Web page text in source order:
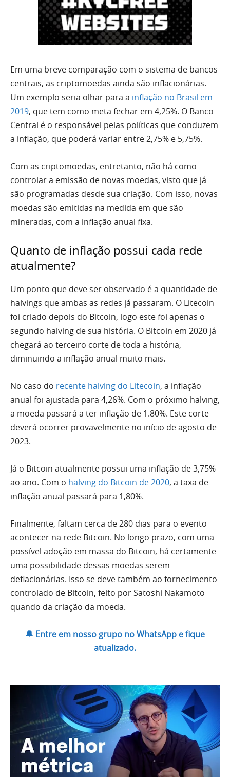
Em uma breve comparação com o sistema de bancos
centrais, as criptomoedas ainda são inflacionárias.
Um exemplo seria olhar para a inflação no Brasil em
2019, que tem como meta fechar em 4,25%. O Banco
Central é o responsável pelas políticas que conduzem
a inflação, que poderá variar entre 2,75% e 5,75%.
Com as criptomoedas, entretanto, não há como
controlar a emissão de novas moedas, visto que já
são programadas desde sua criação. Com isso, novas
moedas são emitidas na medida em que são
mineradas, com a inflação anual fixa.
Quanto de inflação possui cada rede
atualmente?
Um ponto que deve ser observado é a quantidade de
halvings que ambas as redes já passaram. O Litecoin
foi criado depois do Bitcoin, logo este foi apenas o
segundo halving de sua história. O Bitcoin em 2020 já
chegará ao terceiro corte de toda a história,
diminuindo a inflação anual muito mais.
No caso do recente halving do Litecoin, a inflação
anual foi ajustada para 4,26%. Com o próximo halving,
a moeda passará a ter inflação de 1.80%. Este corte
deverá ocorrer provavelmente no início de agosto de
2023.
Já o Bitcoin atualmente possui uma inflação de 3,75%
ao ano. Com o halving do Bitcoin de 2020, a taxa de
inflação anual passará para 1,80%.
Finalmente, faltam cerca de 280 dias para o evento
acontecer na rede Bitcoin. No longo prazo, com uma
possível adoção em massa do Bitcoin, há certamente
uma possibilidade dessas moedas serem
deflacionárias. Isso se deve também ao fornecimento
controlado de Bitcoin, feito por Satoshi Nakamoto
quando da criação da moeda.
🔔 Entre em nosso grupo no WhatsApp e fique
atualizado.